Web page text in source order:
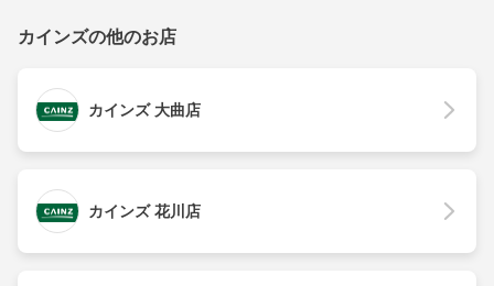
カインズの他のお店
カインズ 大曲店
カインズ 花川店